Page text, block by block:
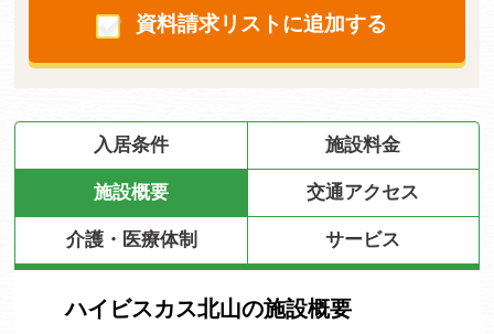
資料請求リストに追加する
入居条件 施設料金
施設概要 交通アクセス
介護・医療体制 サービス
ハイビスカス北山の施設概要